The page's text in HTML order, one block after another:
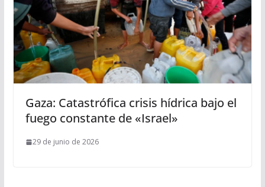
Gaza: Catastrófica crisis hídrica bajo el
fuego constante de «Israel»
29 de junio de 2026